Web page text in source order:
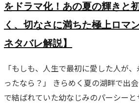
をドラマ化！あの夏の輝きと
く、切なさに満ちた極上ロマ
ネタバレ解説】
「もしも、人生で最初に愛した人が
ったなら？」 きらめく夏の湖畔で出
で結ばれていた幼なじみのパーシー